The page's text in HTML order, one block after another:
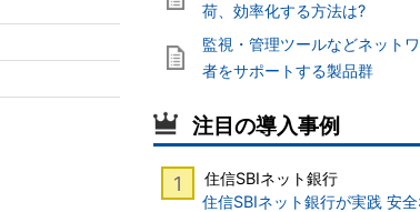
荷、効率化する方法は?
監視・管理ツールなどネット
者をサポートする製品群